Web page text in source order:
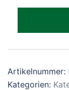
Artikelnummer:
Kategorien: